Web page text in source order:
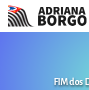
FIM dos